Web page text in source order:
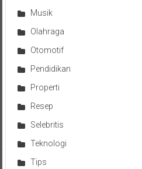
Musik
Olahraga
Otomotif
Pendidikan
Properti
Resep
Selebritis
Teknologi
Tips